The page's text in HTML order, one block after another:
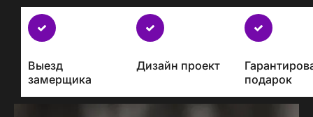
Бесплатно
с
проектом
Выезд
замерщика
Дизайн проект
подарок